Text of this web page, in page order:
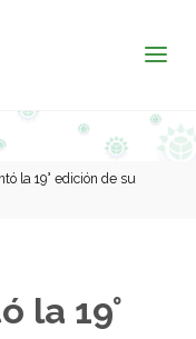
la 19° edición de su
la 19°